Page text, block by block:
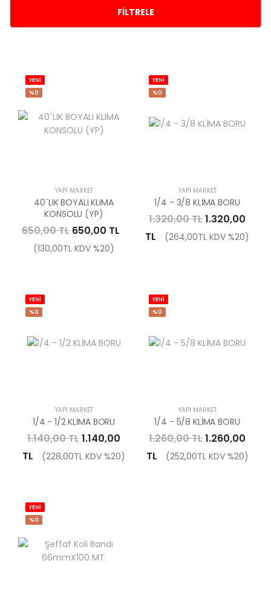
FILTRELE
YENİ
%0
YAPI MARKET
40`LIK BOYALI KLIMA
KONSOLU (YP)
650,00 TL 650,00 TL
(130,00TL KDV %20)
YENİ
%0
YAPI MARKET
1/4 - 3/8 KLİMA BORU
1.320,00 TL1.320,00
TL
(264,00TL KDV %20)
YENİ
%0
YAPI MARKET
1/4 - 1/2 KLİMA BORU
1.140,00 TL1.140,00
TL
(228,00TL KDV %20)
YENİ
%0
YAPI MARKET
1/4 - 5/8 KLİMA BORU
1.260,00 TL1.260,00
TL
(252,00TL KDV %20)
YENİ
%0